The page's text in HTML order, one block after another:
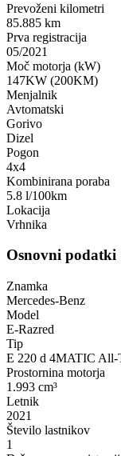
Prevoženi kilometri
85.885 km
Prva registracija
05/2021
Moč motorja (kW)
147KW (200KM)
Menjalnik
Avtomatski
Gorivo
Dizel
Pogon
4x4
Kombinirana poraba
5.8 l/100km
Lokacija
Vrhnika
Osnovni podatki
Znamka
Mercedes-Benz
Model
E-Razred
Tip
E 220 d 4MATIC
Prostornina motorja
1.993 cm³
Letnik
2021
Število lastnikov
1